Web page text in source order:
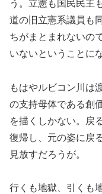
う。立憲も国民民主
道の旧立憲系議員も
ちがまとまれないの
いないということに
もはやルビコン川は
の支持母体である創
を描くしかない。戻
復帰し、元の姿に戻
見放すだろうが。
行くも地獄、引くも